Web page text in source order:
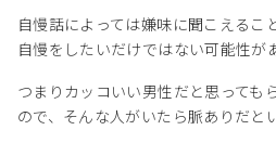
自慢話によっては嫌味に聞こえるこ
自慢をしたいだけではない可能性が
つまりカッコいい男性だと思っても
ので、そんな人がいたら脈ありだと